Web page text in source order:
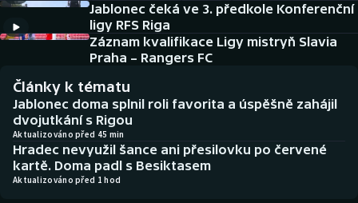
Americký fotbal
Baseball a softbal
Basketbal
Biatlon
Boby a skeleton
NEPŘEHLÉDNĚTE
Historické návraty
Aplikace ČT sport
AZ kvíz
Jablonec čeká ve 3. předkole Konferenční
ligy RFS Riga
Záznam kvalifikace Ligy mistryň Slavia
Praha – Rangers FC
Články k tématu
Jablonec doma splnil roli favorita a úspěšně zahájil
dvojutkání s Rigou
Aktualizováno před 45 min
Hradec nevyužil šance ani přesilovku po červené
kartě. Doma padl s Besiktasem
Aktualizováno před 1 hod